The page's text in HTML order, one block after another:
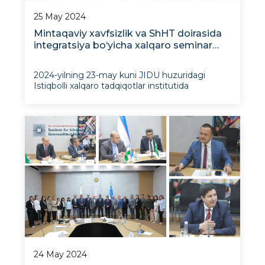
25 May 2024
Mintaqaviy xavfsizlik va ShHT doirasida
integratsiya bo‘yicha xalqaro seminar
2024-yilning 23-may kuni JIDU huzuridagi
Istiqbolli xalqaro tadqiqotlar institutida
xalqaro konferensiya tashkil etildi. Tadbirda
O‘zbekiston, Rossiya, Qozog‘iston, Hindiston,
Frans
24 May 2024